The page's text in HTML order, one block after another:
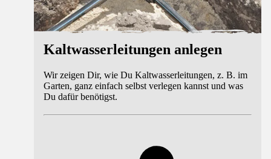
Kaltwasserleitungen anlegen
Wir zeigen Dir, wie Du Kaltwasserleitungen, z. B. im
Garten, ganz einfach selbst verlegen kannst und was
Du dafür benötigst.